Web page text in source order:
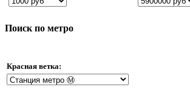
Поиск по метро
Красная ветка: